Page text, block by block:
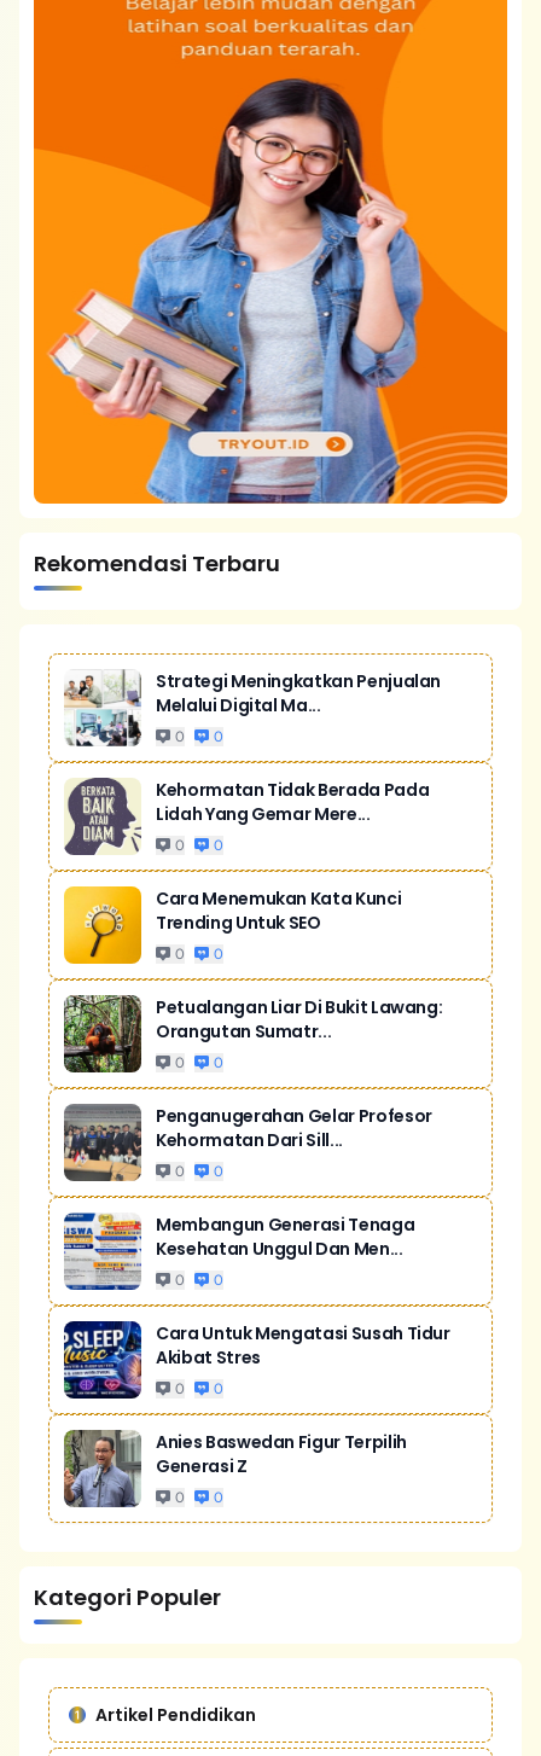
Rekomendasi Terbaru
Strategi Meningkatkan Penjualan
Melalui Digital Ma...
0 0
Kehormatan Tidak Berada Pada
Lidah Yang Gemar Mere...
0 0
Cara Menemukan Kata Kunci
Trending Untuk SEO
0 0
Petualangan Liar Di Bukit Lawang:
Orangutan Sumatr...
0 0
Penganugerahan Gelar Profesor
Kehormatan Dari Sill...
0 0
Membangun Generasi Tenaga
Kesehatan Unggul Dan Men...
0 0
Cara Untuk Mengatasi Susah Tidur
Akibat Stres
0 0
Anies Baswedan Figur Terpilih
Generasi Z
0 0
Kategori Populer
Artikel Pendidikan